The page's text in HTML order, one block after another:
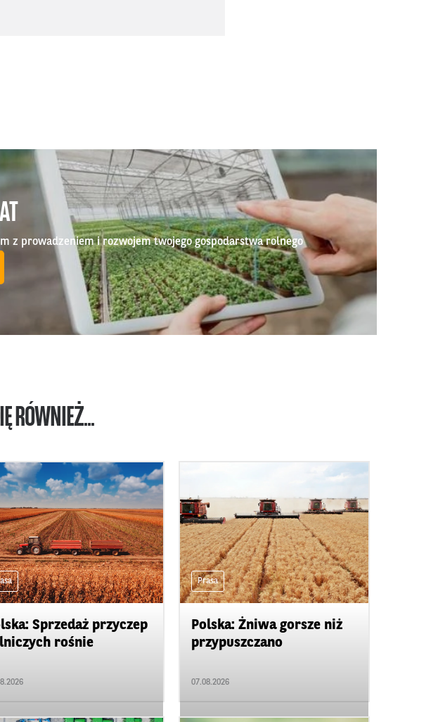
z prowadzeniem i rozwojem twojego gospodarstwa rolnego
RÓWNIEŻ...
Sprzedaż przyczep
rośnie
Prasa
Polska: Żniwa gorsze niż
przypuszczano
07.08.2026